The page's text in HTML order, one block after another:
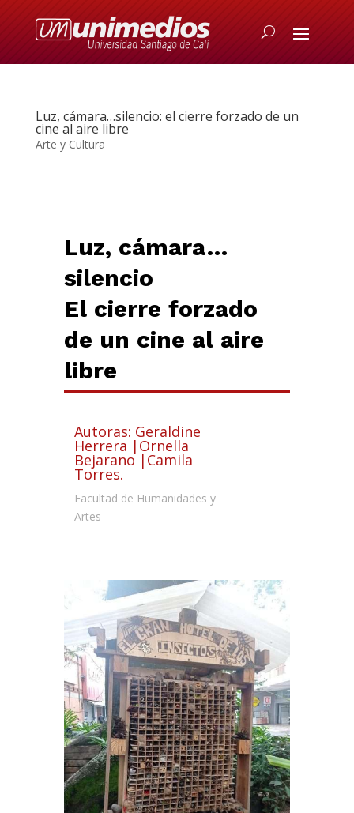
Luz, cámara…silencio: el cierre forzado de un
cine al aire libre
Arte y Cultura
Luz, cámara…
silencio
El cierre forzado
de un cine al aire
libre
Autoras: Geraldine
Herrera |Ornella
Bejarano |Camila
Torres.
Facultad de Humanidades y
Artes